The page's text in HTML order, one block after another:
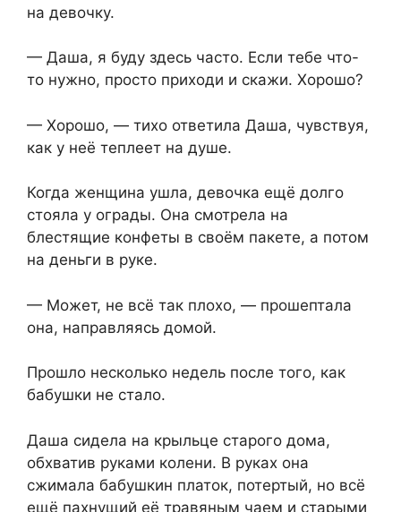
на девочку.
— Даша, я буду здесь часто. Если тебе что-
то нужно, просто приходи и скажи. Хорошо?
— Хорошо, — тихо ответила Даша, чувствуя,
как у неё теплеет на душе.
Когда женщина ушла,⁨ девочка ещё долго
стояла у ограды. Она смотрела на
блестящие конфеты в своём пакете, а потом
на деньги в руке.
— Может,⁨ не всё так плохо, — прошептала
она, направляясь домой.
Прошло несколько недель после того, как
бабушки не стало.
Даша сидела на крыльце старого дома,
обхватив руками колени. В руках она
сжимала бабушкин платок, потертый, но всё
ещё пахнущий её травяным чаем и старыми